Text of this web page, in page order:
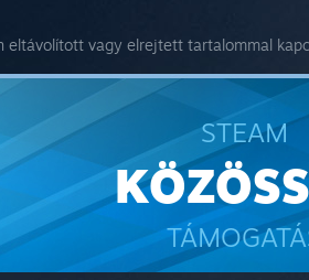
eltávolított vagy elrejtett tartalommal
STEAM